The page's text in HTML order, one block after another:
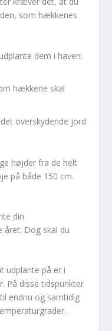
som hækkenes
dem i haven:
hækkene skal
overskydende jord
højder fra de helt
på både 150 cm.
din
Dog skal du
udplante på er i
På disse tidspunkter
endnu og samtidig